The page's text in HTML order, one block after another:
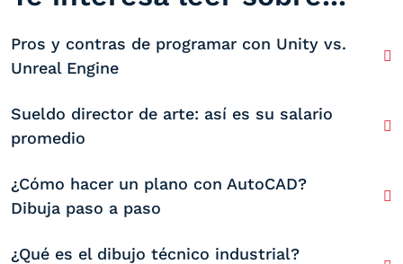
Pros y contras de programar con Unity vs.
Unreal Engine
Sueldo director de arte: así es su salario
promedio
¿Cómo hacer un plano con AutoCAD?
Dibuja paso a paso
¿Qué es el dibujo técnico industrial?